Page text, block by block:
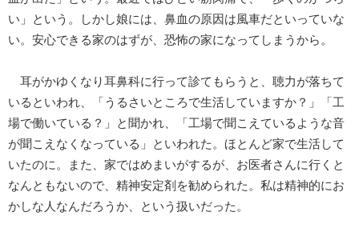
い」という。しかし娘には、鼻血の原因は風車だといっていな
い。安心できる家のはずが、恐怖の家になってしまうから。
耳がかゆくなり耳鼻科に行って診てもらうと、聴力が落ちて
いるといわれ、「うるさいところで生活していますか？」「工
場で働いている？」と聞かれ、「工場で聞こえているような音
が聞こえなくなっている」といわれた。ほとんど家で生活して
いたのに。また、家ではめまいがするが、お医者さんに行くと
なんともないので、精神安定剤を勧められた。私は精神的にお
かしな人なんだろうか、という扱いだった。